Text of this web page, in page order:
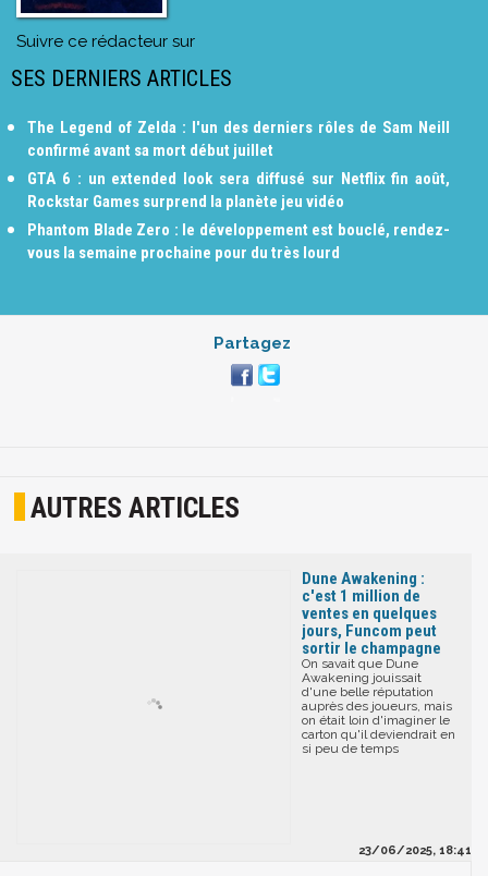
Suivre ce rédacteur sur
SES DERNIERS ARTICLES
The Legend of Zelda : l'un des derniers rôles de Sam Neill
confirmé avant sa mort début juillet
GTA 6 : un extended look sera diffusé sur Netflix fin août,
Rockstar Games surprend la planète jeu vidéo
Phantom Blade Zero : le développement est bouclé, rendez-
vous la semaine prochaine pour du très lourd
Partagez
AUTRES ARTICLES
Dune Awakening :
c'est 1 million de
ventes en quelques
jours, Funcom peut
sortir le champagne
On savait que Dune
Awakening jouissait
d'une belle réputation
auprès des joueurs, mais
on était loin d'imaginer le
carton qu'il deviendrait en
si peu de temps
23/06/2025, 18:41